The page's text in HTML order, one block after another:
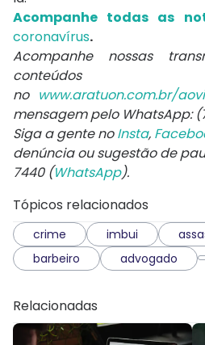
Acompanhe todas as
coronavírus.
Acompanhe nossas
conteúdos
no www.aratuon.com.br/
mensagem pelo WhatsApp:
Siga a gente noInsta,
denúncia ou sugestão de
7440 (WhatsApp).
Tópicos relacionados
crime imbui
barbeiro
advogado
Relacionadas